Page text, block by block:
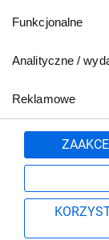
Funkcjonalne
Analityczne /
Reklamowe